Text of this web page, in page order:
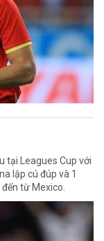
tại Leagues Cup với
lập cú đúp và 1
từ Mexico.